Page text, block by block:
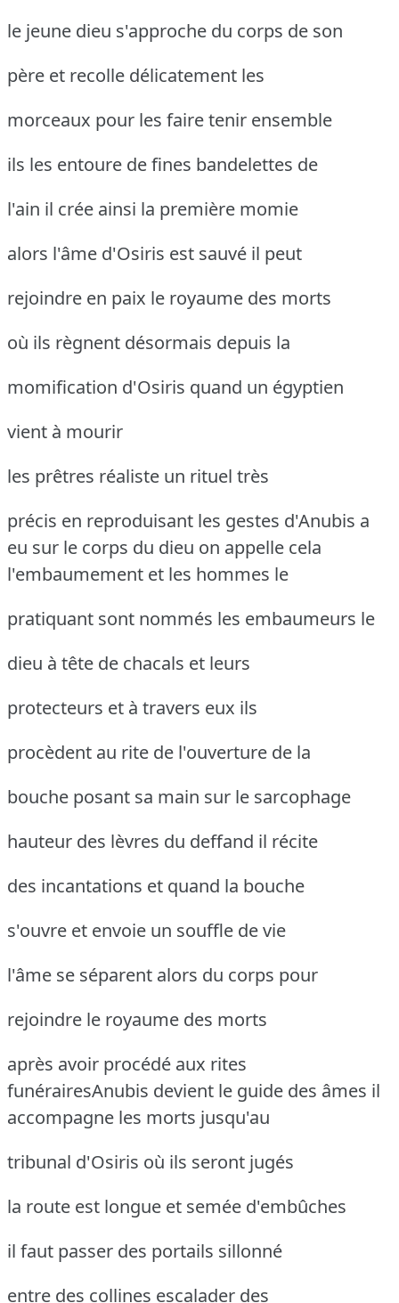
le jeune dieu s'approche du corps de son
père et recolle délicatement les
morceaux pour les faire tenir ensemble
ils les entoure de fines bandelettes de
l'ain il crée ainsi la première momie
alors l'âme d'Osiris est sauvé il peut
rejoindre en paix le royaume des morts
où ils règnent désormais depuis la
momification d'Osiris quand un égyptien
vient à mourir
les prêtres réaliste un rituel très
précis en reproduisant les gestes d'Anubis a
eu sur le corps du dieu on appelle cela
l'embaumement et les hommes le
pratiquant sont nommés les embaumeurs le
dieu à tête de chacals et leurs
protecteurs et à travers eux ils
procèdent au rite de l'ouverture de la
bouche posant sa main sur le sarcophage
hauteur des lèvres du deffand il récite
des incantations et quand la bouche
s'ouvre et envoie un souffle de vie
l'âme se séparent alors du corps pour
rejoindre le royaume des morts
après avoir procédé aux rites
funérairesAnubis devient le guide des âmes il
accompagne les morts jusqu'au
tribunal d'Osiris où ils seront jugés
la route est longue et semée d'embûches
il faut passer des portails sillonné
entre des collines escalader des